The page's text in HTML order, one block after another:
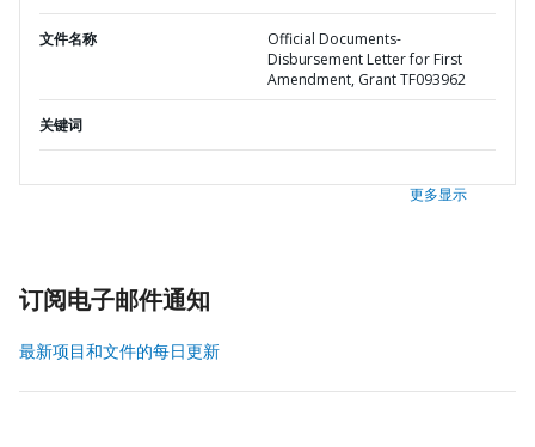
文件名称
Official Documents-
Disbursement Letter for First
Amendment, Grant TF093962
关键词
更多显示
订阅电子邮件通知
最新项目和文件的每日更新